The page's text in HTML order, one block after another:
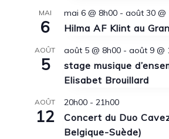
MAI
6
mai 6 @ 8h00- août 30 @
Hilma AF Klint au
AOÛT
5
août 5 @ 8h00- août 9 @
stage musique
Elisabet Brouillard
AOÛT
12
20h00- 21h00
Concert du Duo
Belgique-Suède)